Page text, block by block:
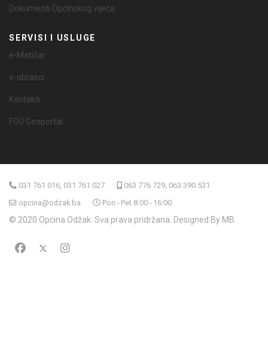
Dokumenti Općinskog vijeća
SERVISI I USLUGE
e-Matičar
e-obrasci
Kontakti
FGU Geoportal
031 761 016, 031 761 027
063 776 729, 063 390 531
opcina@odzak.ba
Pon - Pet 8:00 - 16:00
© 2020 Općina Odžak. Sva prava pridržana. Designed By MB